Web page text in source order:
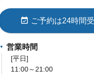
event_available ご予約は24時間
営業時間
[平日]
11:00～21:00